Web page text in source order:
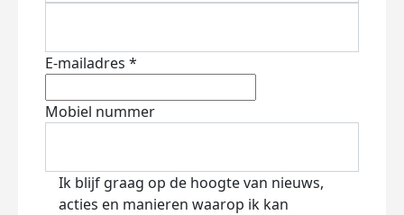
E-mailadres *
Mobiel nummer
Ik blijf graag op de hoogte van nieuws,
acties en manieren waarop ik kan